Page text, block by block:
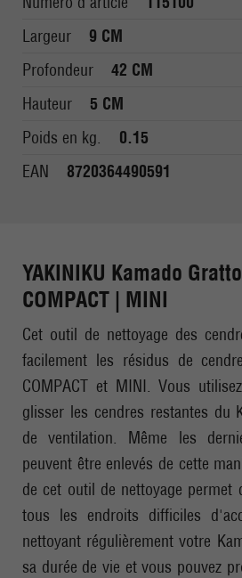
Largeur
9 CM
Profondeur
42 CM
Hauteur
5 CM
Poids en kg.
0.15
EAN
8720364490591
YAKINIKU Kamado
COMPACT | MINI
Cet outil de nettoyage des
facilement les résidus de
COMPACT et MINI. Vous
glisser les cendres restantes du
de ventilation. Même les
peuvent être enlevés de cette
de cet outil de nettoyage permet
tous les endroits difficiles
nettoyant régulièrement votre
sa durée de vie et vous pouvez